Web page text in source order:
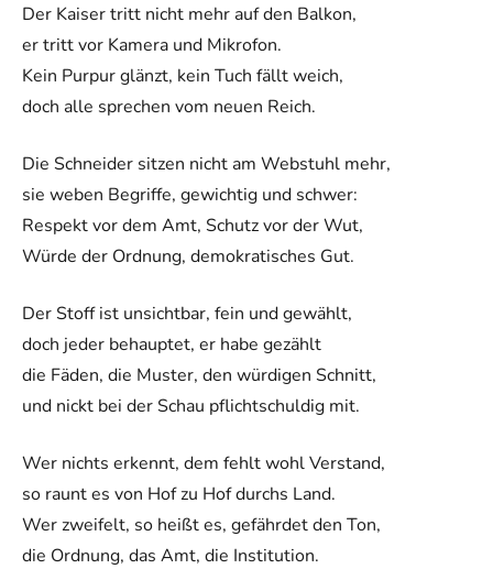
Der Kaiser tritt nicht mehr auf den Balkon,
er tritt vor Kamera und Mikrofon.
Kein Purpur glänzt, kein Tuch fällt weich,
doch alle sprechen vom neuen Reich.
Die Schneider sitzen nicht am Webstuhl mehr,
sie weben Begriffe, gewichtig und schwer:
Respekt vor dem Amt, Schutz vor der Wut,
Würde der Ordnung, demokratisches Gut.
Der Stoff ist unsichtbar, fein und gewählt,
doch jeder behauptet, er habe gezählt
die Fäden, die Muster, den würdigen Schnitt,
und nickt bei der Schau pflichtschuldig mit.
Wer nichts erkennt, dem fehlt wohl Verstand,
so raunt es von Hof zu Hof durchs Land.
Wer zweifelt, so heißt es, gefährdet den Ton,
die Ordnung, das Amt, die Institution.